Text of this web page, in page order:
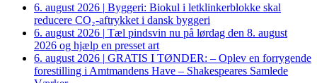
6. august 2026 | Byggeri: Biokul i letklinkerblokke skal
reducere CO₂-aftrykket i dansk byggeri
6. august 2026 | Tæl pindsvin nu på lørdag den 8. august
2026 og hjælp en presset art
6. august 2026 | GRATIS I TØNDER: – Oplev en forrygende
forestilling i Amtmandens Have – Shakespeares Samlede